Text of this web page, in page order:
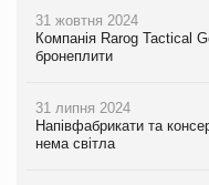
31 жовтня 2024
Компанія Rarog Tactical
бронеплити
31 липня 2024
Напівфабрикати та
нема світла